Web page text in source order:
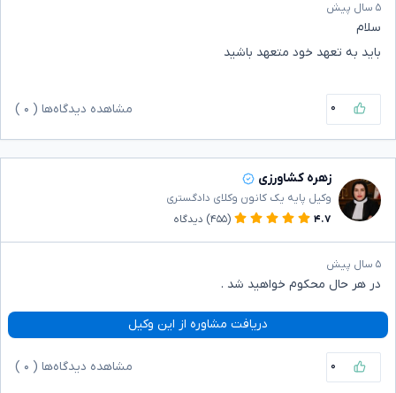
۵ سال پیش
سلام
باید به تعهد خود متعهد باشید
۰ مشاهده دیدگاه‌ها ( ۰
زهره کشاورزی
وکیل پایه یک کانون وکلای دادگستری
۴.۷
(۴۵۵) دیدگاه
۵ سال پیش
در هر حال محکوم خواهید شد .
دریافت مشاوره از این وکیل
۰ مشاهده دیدگاه‌ها ( ۰